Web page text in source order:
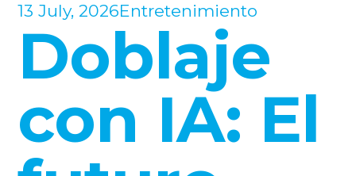
13 July, 2026Entretenimiento
Doblaje
con IA: El